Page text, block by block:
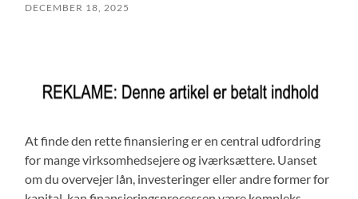
DECEMBER 18, 2025
At finde den rette finansiering er en central udfordring
for mange virksomhedsejere og iværksættere. Uanset
om du overvejer lån, investeringer eller andre former for